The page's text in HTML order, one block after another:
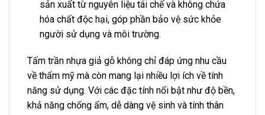
sản xuất từ nguyên liệu tái chế và không chứa
hóa chất độc hại, góp phần bảo vệ sức khỏe
người sử dụng và môi trường.
Tấm trần nhựa giả gỗ không chỉ đáp ứng nhu cầu
về thẩm mỹ mà còn mang lại nhiều lợi ích về tính
năng sử dụng. Với các đặc tính nổi bật như độ bền,
khả năng chống ẩm, dễ dàng vệ sinh và tính thân